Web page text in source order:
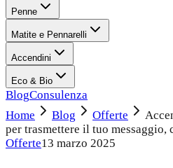
Penne
Matite e Pennarelli
Accendini
Eco & Bio
BlogConsulenza
Home
Blog Offerte
per trasmettere il tuo messaggio,
Offerte13 marzo 2025